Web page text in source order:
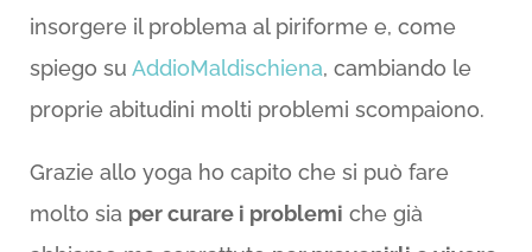
insorgere il problema al piriforme e, come
spiego su AddioMaldischiena, cambiando le
proprie abitudini molti problemi scompaiono.
Grazie allo yoga ho capito che si può fare
molto sia per curare i problemi che già